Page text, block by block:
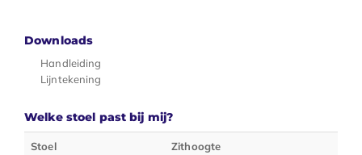
Downloads
Handleiding
Lijntekening
Welke stoel past bij mij?
Stoel Zithoogte